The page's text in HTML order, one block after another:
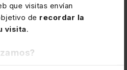
que visitas envían
de recordar la
visita.
deroga el D Aragón 12-7-24,
materia.